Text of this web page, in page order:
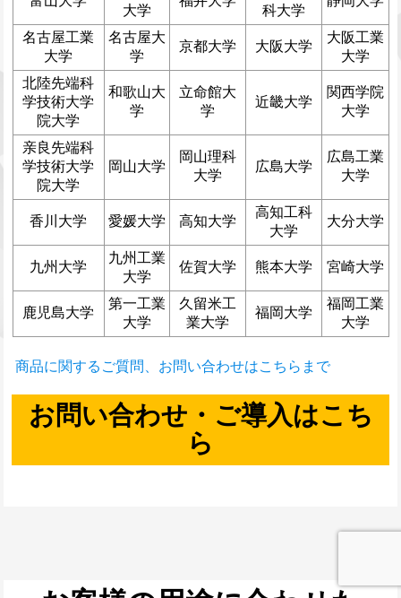
大学
科大学
名古屋工業
大学
名古屋大
学
京都大学 大阪大学
大阪工業
大学
北陸先端科
学技術大学
院大学
和歌山大
学
立命館大
学
近畿大学
関西学院
大学
亲良先端科
学技術大学
院大学
岡山大学
岡山理科
大学
広島大学
広島工業
大学
香川大学 愛媛大学 高知大学
高知工科
大学
大分大学
九州大学
九州工業
大学
佐賀大学 熊本大学 宮崎大学
鹿児島大学
第一工業
大学
久留米工
業大学
福岡大学
福岡工業
大学
商品に関するご質問、お問い合わせはこちらまで
お問い合わせ・ご導入はこち
ら